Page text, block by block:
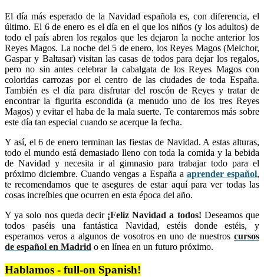
El día más esperado de la Navidad española es, con diferencia, el
último. El 6 de enero es el día en el que los niños (y los adultos) de
todo el país abren los regalos que les dejaron la noche anterior los
Reyes Magos. La noche del 5 de enero, los Reyes Magos (Melchor,
Gaspar y Baltasar) visitan las casas de todos para dejar los regalos,
pero no sin antes celebrar la cabalgata de los Reyes Magos con
coloridas carrozas por el centro de las ciudades de toda España.
También es el día para disfrutar del roscón de Reyes y tratar de
encontrar la figurita escondida (a menudo uno de los tres Reyes
Magos) y evitar el haba de la mala suerte. Te contaremos más sobre
este día tan especial cuando se acerque la fecha.
Y así, el 6 de enero terminan las fiestas de Navidad. A estas alturas,
todo el mundo está demasiado lleno con toda la comida y la bebida
de Navidad y necesita ir al gimnasio para trabajar todo para el
próximo diciembre. Cuando vengas a España a aprender español,
te recomendamos que te asegures de estar aquí para ver todas las
cosas increíbles que ocurren en esta época del año.
Y ya solo nos queda decir ¡Feliz Navidad a todos! Deseamos que
todos paséis una fantástica Navidad, estéis donde estéis, y
esperamos veros a algunos de vosotros en uno de nuestros cursos
de español en Madrid o en línea en un futuro próximo.
Hablamos - full-on Spanish!